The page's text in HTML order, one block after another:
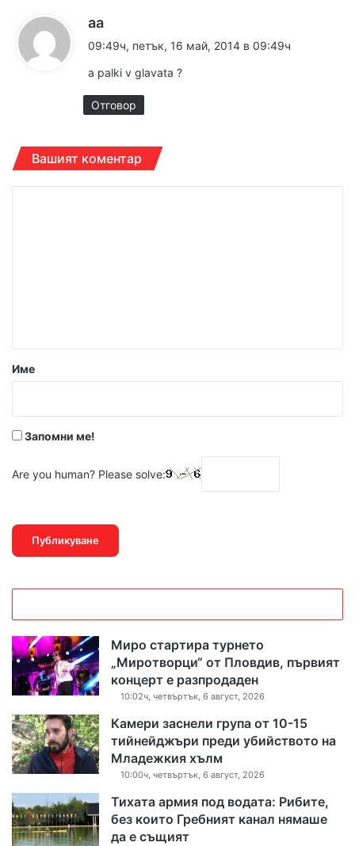
aa
а
а
:
09:49ч, петък, 16 май, 2014 в 09:49ч
a palki v glavata ?
Отговор
Вашият коментар
р
Име
Запомни ме!
Are you human? Please solve:
Миро стартира турнето
„Миротворци“ от Пловдив, първият
концерт е разпродаден
10:02ч, четвъртък, 6 август, 2026
Камери заснели група от 10-15
тийнейджъри преди убийството на
Младежкия хълм
10:00ч, четвъртък, 6 август, 2026
Тихата армия под водата: Рибите,
без които Гребният канал нямаше
да е същият